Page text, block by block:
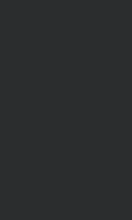
下水方便，玩水的首
淨到不行，浴廁乾濕分
被、浴巾也都沒問
mod，老闆、老闆娘客